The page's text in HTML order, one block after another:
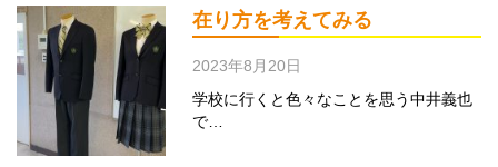
在り方を考えてみる
2023年8月20日
学校に行くと色々なことを思う中井義也
で…